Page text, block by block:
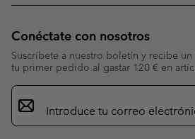
Conéctate con nosotros
Suscríbete a nuestro boletín y recibe
tu primer pedido al gastar 120 € en
Suscripción
de
correo